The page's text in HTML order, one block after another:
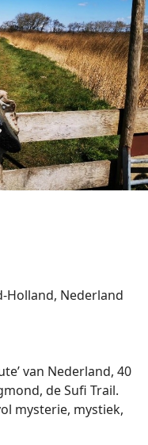
Holland, Nederland
van Nederland, 40
de Sufi Trail.
mysterie, mystiek,